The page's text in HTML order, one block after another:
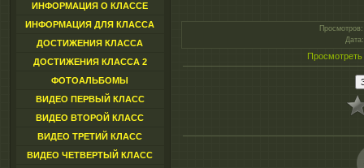
ИНФОРМАЦИЯ О КЛАССЕ
ИНФОРМАЦИЯ ДЛЯ КЛАССА
ДОСТИЖЕНИЯ КЛАССА
ДОСТИЖЕНИЯ КЛАССА 2
ФОТОАЛЬБОМЫ
ВИДЕО ПЕРВЫЙ КЛАСС
ВИДЕО ВТОРОЙ КЛАСС
ВИДЕО ТРЕТИЙ КЛАСС
ВИДЕО ЧЕТВЕРТЫЙ КЛАСС
Просмотров
Дата